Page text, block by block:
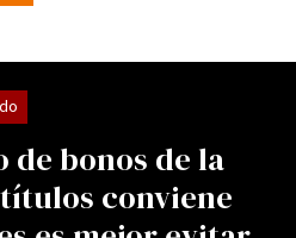
de bonos de la
conviene